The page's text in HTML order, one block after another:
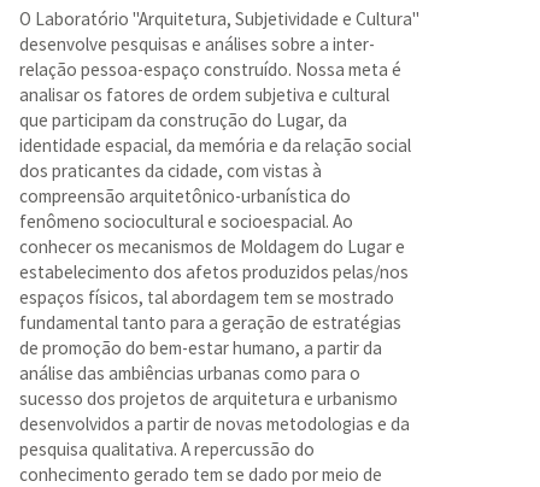
O Laboratório "Arquitetura, Subjetividade e Cultura"
desenvolve pesquisas e análises sobre a inter-
relação pessoa-espaço construído. Nossa meta é
analisar os fatores de ordem subjetiva e cultural
que participam da construção do Lugar, da
identidade espacial, da memória e da relação social
dos praticantes da cidade, com vistas à
compreensão arquitetônico-urbanística do
fenômeno sociocultural e socioespacial. Ao
conhecer os mecanismos de Moldagem do Lugar e
estabelecimento dos afetos produzidos pelas/nos
espaços físicos, tal abordagem tem se mostrado
fundamental tanto para a geração de estratégias
de promoção do bem-estar humano, a partir da
análise das ambiências urbanas como para o
sucesso dos projetos de arquitetura e urbanismo
desenvolvidos a partir de novas metodologias e da
pesquisa qualitativa. A repercussão do
conhecimento gerado tem se dado por meio de